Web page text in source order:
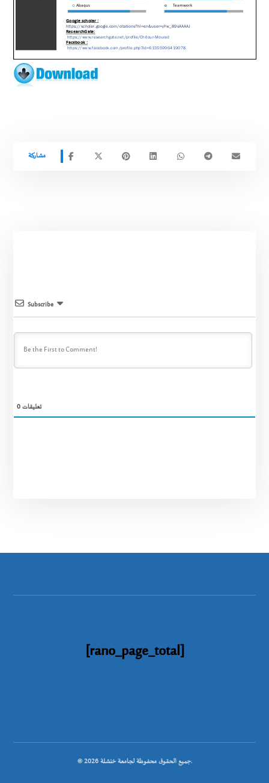
Subscribe
0تعليقات
[rano_page_total]
© جميع الحقوق محفوظة لجامعة خنشلة 2026.